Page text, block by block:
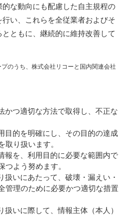
な動向にも配慮した自主規程の
い、これらを全従業者およびそ
ともに、継続的に維持改善して
のうち、株式会社リコーと国内関連会社
かつ適切な方法で取得し、不正な
目的を明確にし、その目的の達成
取り扱います。
報を、利用目的に必要な範囲内で
つよう努めます。
扱いにあたって、破壊・漏えい・
管理のために必要かつ適切な措置
扱いに際して、情報主体（本人）